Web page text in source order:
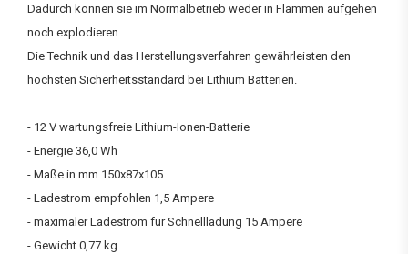
Dadurch können sie im Normalbetrieb weder in Flammen aufgehen
noch explodieren.
Die Technik und das Herstellungsverfahren gewährleisten den
höchsten Sicherheitsstandard bei Lithium Batterien.
- 12 V wartungsfreie Lithium-Ionen-Batterie
- Energie 36,0 Wh
- Maße in mm 150x87x105
- Ladestrom empfohlen 1,5 Ampere
- maximaler Ladestrom für Schnellladung 15 Ampere
- Gewicht 0,77 kg